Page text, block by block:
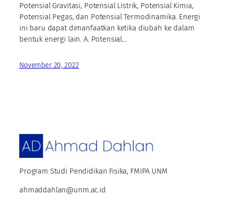
Potensial Gravitasi, Potensial Listrik, Potensial Kimia,
Potensial Pegas, dan Potensial Termodinamika. Energi
ini baru dapat dimanfaatkan ketika diubah ke dalam
bentuk energi lain. A. Potensial…
November 20, 2022
Program Studi Pendidikan Fisika, FMIPA UNM
ahmaddahlan@unm.ac.id